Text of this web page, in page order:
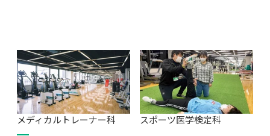
メディカルトレーナー科 スポーツ医学検定科